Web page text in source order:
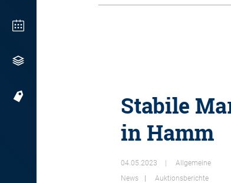
Stabile
in Hamm
04.05.2023
Allgemeine
News
Auktionsberichte